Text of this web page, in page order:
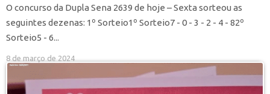
O concurso da Dupla Sena 2639 de hoje – Sexta sorteou as
seguintes dezenas: 1º Sorteio1º Sorteio7 - 0 - 3 - 2 - 4 - 82º
Sorteio5 - 6...
8 de março de 2024